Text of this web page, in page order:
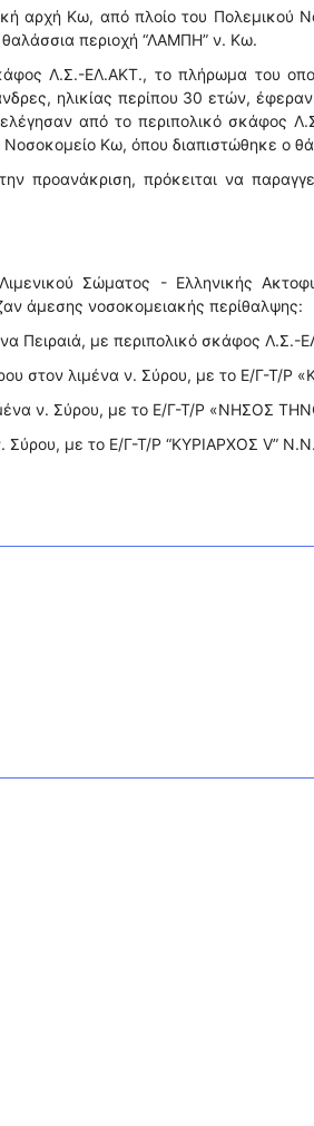
αρχή Κω, από πλοίο του Πολεμικού
θαλάσσια περιοχή “ΛΑΜΠΗ” ν. Κω.
Λ.Σ.-ΕΛ.ΑΚΤ., το πλήρωμα του
ηλικίας περίπου 30 ετών,
από το περιπολικό σκάφος
Νοσοκομείο Κω, όπου διαπιστώθηκε ο
προανάκριση, πρόκειται να
Σώματος - Ελληνικής
άμεσης νοσοκομειακής περίθαλψης:
Πειραιά, με περιπολικό σκάφος Λ.Σ.-
στον λιμένα ν. Σύρου, με το Ε/Γ-Τ/Ρ
ν. Σύρου, με το Ε/Γ-Τ/Ρ «ΝΗΣΟΣ
Σύρου, με το Ε/Γ-Τ/Ρ “ΚΥΡΙΑΡΧΟΣ V”